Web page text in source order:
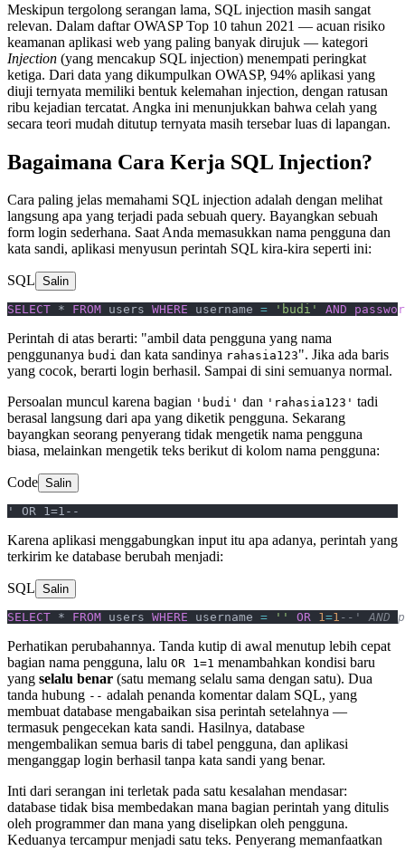
Meskipun tergolong serangan lama, SQL injection masih sangat
relevan. Dalam daftar OWASP Top 10 tahun 2021 — acuan risiko
keamanan aplikasi web yang paling banyak dirujuk — kategori
Injection (yang mencakup SQL injection) menempati peringkat
ketiga. Dari data yang dikumpulkan OWASP, 94% aplikasi yang
diuji ternyata memiliki bentuk kelemahan injection, dengan ratusan
ribu kejadian tercatat. Angka ini menunjukkan bahwa celah yang
secara teori mudah ditutup ternyata masih tersebar luas di lapangan.
Bagaimana Cara Kerja SQL Injection?
Cara paling jelas memahami SQL injection adalah dengan melihat
langsung apa yang terjadi pada sebuah query. Bayangkan sebuah
form login sederhana. Saat Anda memasukkan nama pengguna dan
kata sandi, aplikasi menyusun perintah SQL kira-kira seperti ini:
SQL Salin
SELECT * FROM users WHERE username = 'budi' AND
Perintah di atas berarti: "ambil data pengguna yang nama
penggunanya budi dan kata sandinya rahasia123". Jika ada baris
yang cocok, berarti login berhasil. Sampai di sini semuanya normal.
Persoalan muncul karena bagian 'budi' dan 'rahasia123' tadi
berasal langsung dari apa yang diketik pengguna. Sekarang
bayangkan seorang penyerang tidak mengetik nama pengguna
biasa, melainkan mengetik teks berikut di kolom nama pengguna:
Code Salin
' OR 1=1--
Karena aplikasi menggabungkan input itu apa adanya, perintah yang
terkirim ke database berubah menjadi:
SQL Salin
SELECT * FROM users WHERE username = '' OR 1=1 --' AND
Perhatikan perubahannya. Tanda kutip di awal menutup lebih cepat
bagian nama pengguna, lalu OR 1=1 menambahkan kondisi baru
yang selalu benar (satu memang selalu sama dengan satu). Dua
tanda hubung -- adalah penanda komentar dalam SQL, yang
membuat database mengabaikan sisa perintah setelahnya —
termasuk pengecekan kata sandi. Hasilnya, database
mengembalikan semua baris di tabel pengguna, dan aplikasi
menganggap login berhasil tanpa kata sandi yang benar.
Inti dari serangan ini terletak pada satu kesalahan mendasar:
database tidak bisa membedakan mana bagian perintah yang ditulis
oleh programmer dan mana yang diselipkan oleh pengguna.
Keduanya tercampur menjadi satu teks. Penyerang memanfaatkan